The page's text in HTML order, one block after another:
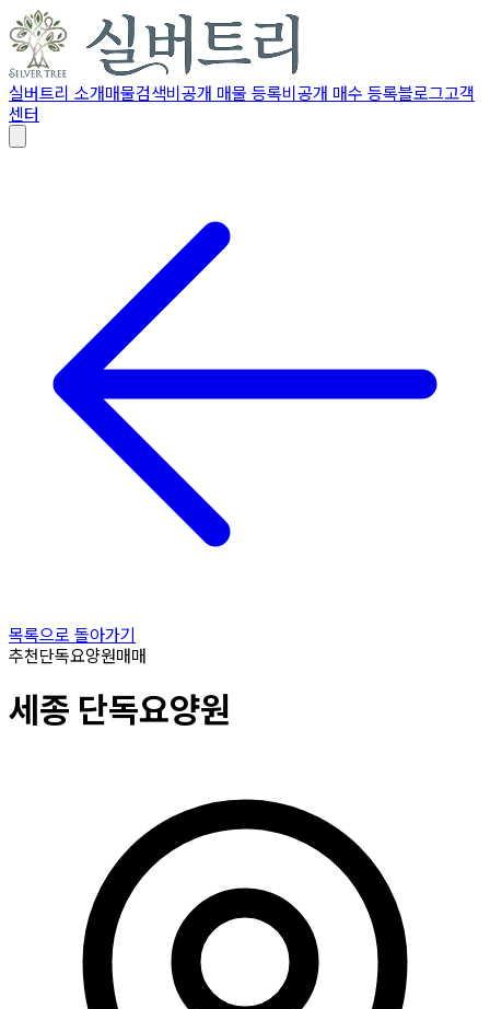
실버트리 소개매물검색비공개 매물 등록비공개 매수 등록블로그고객
센터
목록으로 돌아가기
추천단독요양원매매
세종 단독요양원